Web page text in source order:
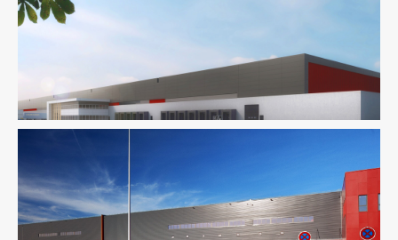
Logistique
Logistique